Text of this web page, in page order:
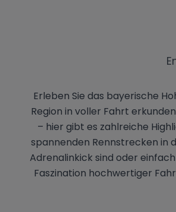
Erleben Sie das bayerische
Region in voller Fahrt
– hier gibt es zahlreiche
spannenden Rennstrecken in
Adrenalinkick sind oder
Faszination hochwertiger